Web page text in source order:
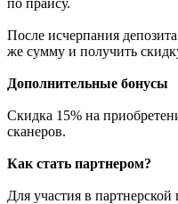
по прайсу.
После исчерпания
же сумму и получить
Дополнительные бонусы
Скидка 15% на
сканеров.
Как стать партнером?
Для участия в